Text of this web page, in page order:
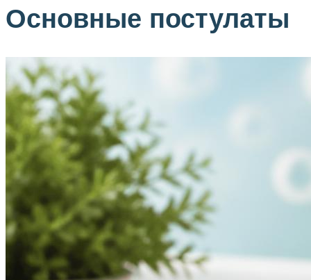
Основные постулаты